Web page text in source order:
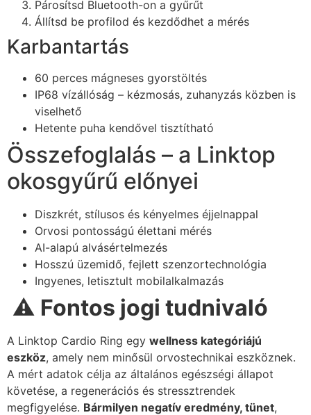
Párosítsd Bluetooth-on a gyűrűt
Állítsd be profilod és kezdődhet a mérés
Karbantartás
60 perces mágneses gyorstöltés
IP68 vízállóság – kézmosás, zuhanyzás közben is
viselhető
Hetente puha kendővel tisztítható
Összefoglalás – a Linktop
okosgyűrű előnyei
Diszkrét, stílusos és kényelmes éjjelnappal
Orvosi pontosságú élettani mérés
AI-alapú alvásértelmezés
Hosszú üzemidő, fejlett szenzortechnológia
Ingyenes, letisztult mobilalkalmazás
⚠️ Fontos jogi tudnivaló
A Linktop Cardio Ring egy wellness kategóriájú
eszköz, amely nem minősül orvostechnikai eszköznek.
A mért adatok célja az általános egészségi állapot
követése, a regenerációs és stressztrendek
megfigyelése. Bármilyen negatív eredmény, tünet,